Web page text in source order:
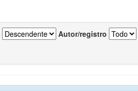
Autor/registro